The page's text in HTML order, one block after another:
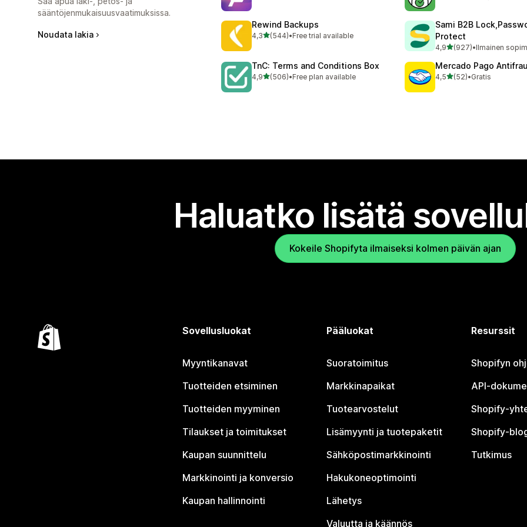
sääntöjenmukaisuusvaatimuksissa.
Noudata lakia
Rewind Backups
4,3/ 5 tähteä
(544)
544 arvostelua yhteensä
•Free trial available
Sami B2B
Protect
4,9/ 5 tähteä
(927)
927 arvostelua yhteensä
•
TnC: Terms and Conditions Box
4,9/ 5 tähteä
(506)
506 arvostelua yhteensä
•Free plan available
Mercado Pago
4,5/ 5 tähteä
(52)
52 arvostelua yhteensä
•Gratis
Haluatko lisätä
Kokeile Shopifyta ilmaiseksi kolmen päivän ajan
Sovellusluokat
Myyntikanavat
Tuotteiden etsiminen
Tuotteiden myyminen
Tilaukset ja toimitukset
Kaupan suunnittelu
Markkinointi ja konversio
Kaupan hallinnointi
Pääluokat
Suoratoimitus
Markkinapaikat
Tuotearvostelut
Lisämyynti ja tuotepaketit
Sähköpostimarkkinointi
Hakukoneoptimointi
Lähetys
Valuutta ja käännös
Resurssit
Shopifyn
API-
Shopify-
Shopify-
Tutkimus